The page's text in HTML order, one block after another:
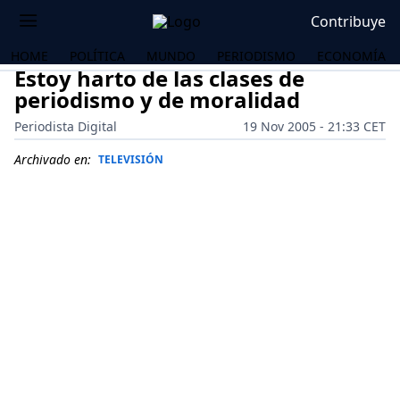
Contribuye
HOME POLÍTICA MUNDO PERIODISMO ECONOMÍA
Estoy harto de las clases de
periodismo y de moralidad
Periodista Digital
19 Nov 2005 - 21:33 CET
Archivado en: TELEVISIÓN